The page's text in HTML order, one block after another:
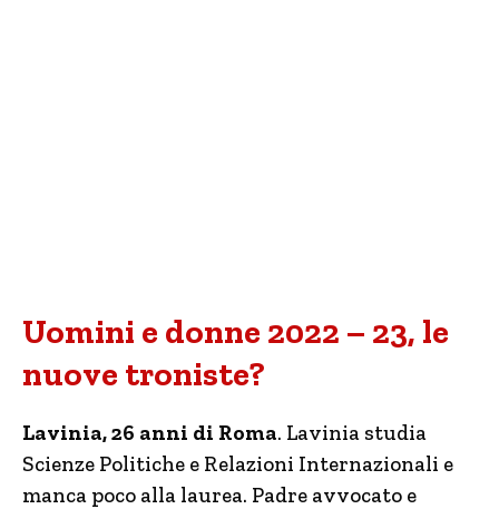
Uomini e donne 2022 – 23, le
nuove troniste?
Lavinia, 26 anni di Roma. Lavinia studia
Scienze Politiche e Relazioni Internazionali e
manca poco alla laurea. Padre avvocato e